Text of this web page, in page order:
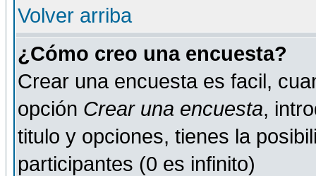
Volver arriba
¿Cómo creo una encuesta?
Crear una encuesta es facil,
opción Crear una encuesta,
titulo y opciones, tienes la
participantes (0 es infinito)